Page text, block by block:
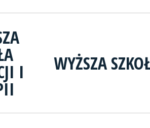
WYŻSZA